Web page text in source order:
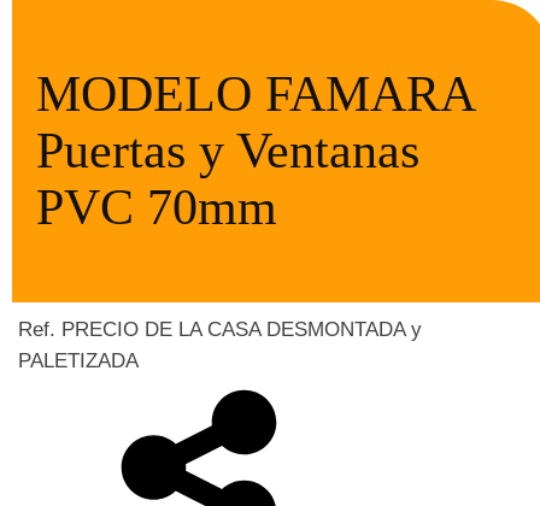
MODELO FAMARA
Puertas y Ventanas
PVC 70mm
Ref. PRECIO DE LA CASA DESMONTADA y
PALETIZADA